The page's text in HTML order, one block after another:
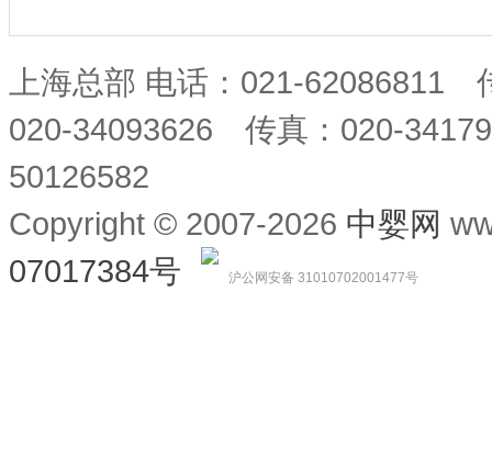
上海总部 电话：021-
020-34093626 传真：020-
50126582
Copyright © 2007-2026 中婴网
07017384号
沪公网安备 31010702001477号